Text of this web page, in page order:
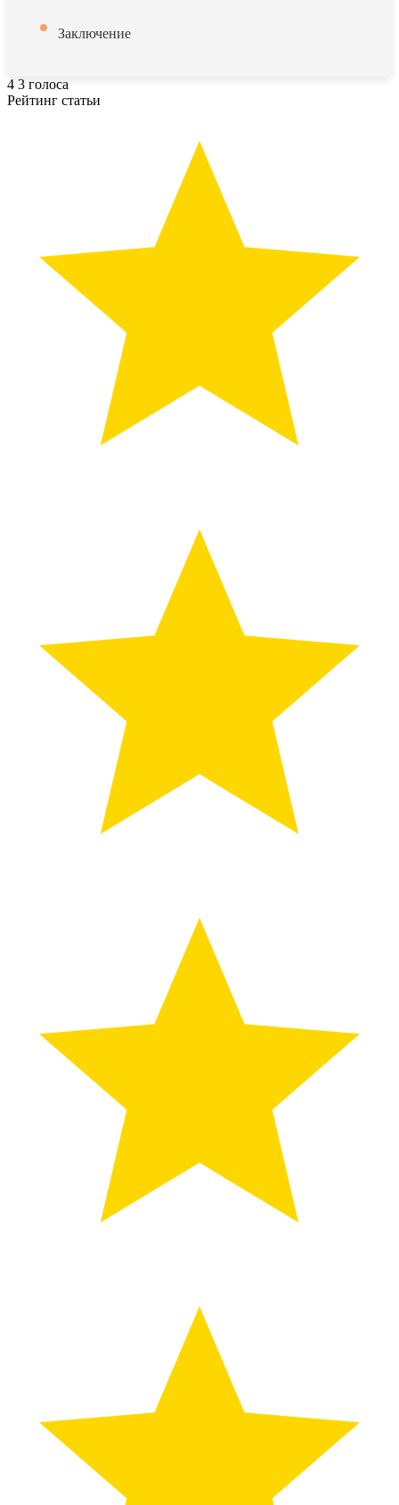
Заключение
4 3 голоса
Рейтинг статьи